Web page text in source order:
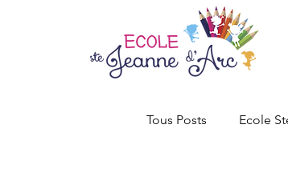
Tous Posts Ecole